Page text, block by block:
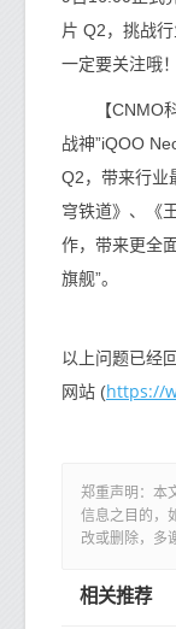
片 Q2，挑战
一定要关注哦！
【CNMO科
战神”iQOO
Q2，带来行业
穹铁道》、《
作，带来更全
旗舰”。
以上问题已经
网站 (https://
郑重声明：本
信息之目的，
改或删除，多
相关推荐